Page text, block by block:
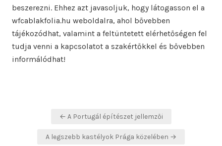
beszerezni. Ehhez azt javasoljuk, hogy látogasson el a
wfcablakfolia.hu weboldalra, ahol bővebben
tájékozódhat, valamint a feltüntetett elérhetőségen fel
tudja venni a kapcsolatot a szakértőkkel és bővebben
informálódhat!
Bejegyzés← A Portugál építészet jellemzői
A legszebb kastélyok Prága közelében →